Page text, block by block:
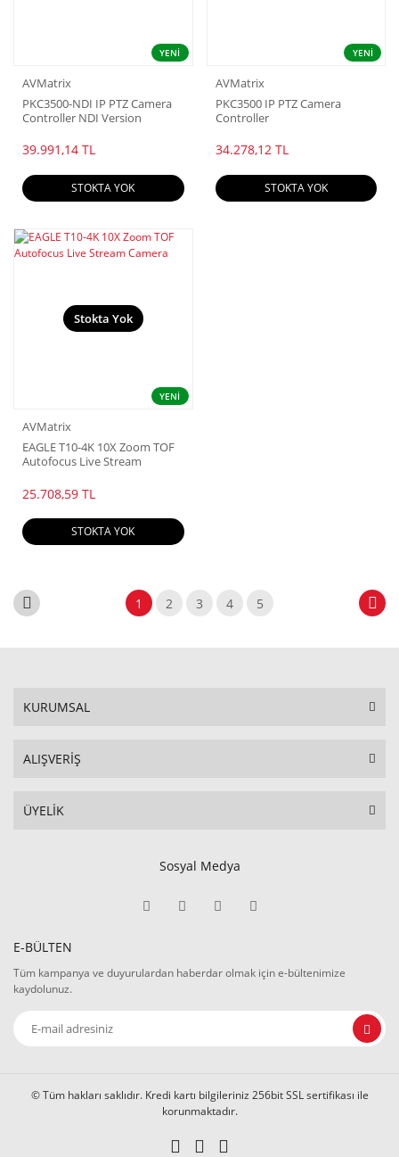
YENİ
AVMatrix
PKC3500-NDI IP PTZ Camera
Controller NDI Version
39.991,14 TL
STOKTA YOK
YENİ
AVMatrix
PKC3500 IP PTZ Camera
Controller
34.278,12 TL
STOKTA YOK
YENİ
Stokta Yok
AVMatrix
EAGLE T10-4K 10X Zoom TOF
Autofocus Live Stream
25.708,59 TL
STOKTA YOK
1 2 3 4 5
KURUMSAL
ALIŞVERİŞ
ÜYELİK
Sosyal Medya
E-BÜLTEN
Tüm kampanya ve duyurulardan haberdar olmak için e-bültenimize
kaydolunuz.
© Tüm hakları saklıdır. Kredi kartı bilgileriniz 256bit SSL sertifikası ile
korunmaktadır.